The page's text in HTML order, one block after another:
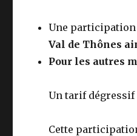
Une participation
Val de Thônes
Pour les autres
Un tarif dégressif
Cette